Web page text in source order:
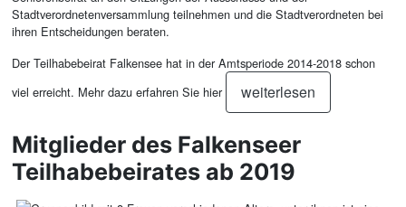
Stadtverordnetenversammlung teilnehmen und die Stadtverordneten bei
ihren Entscheidungen beraten.
Der Teilhabebeirat Falkensee hat in der Amtsperiode 2014-2018 schon
viel erreicht. Mehr dazu erfahren Sie hier
weiterlesen
Mitglieder des Falkenseer
Teilhabebeirates ab 2019